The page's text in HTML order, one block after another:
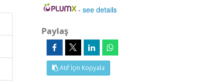
-see details
Paylaş
Atıf İçin Kopyala